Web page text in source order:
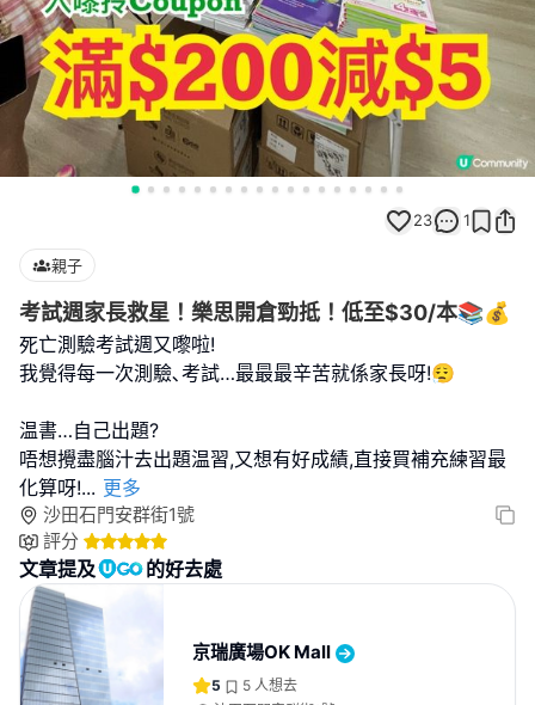
23 1
親子
考試週家長救星！樂思開倉勁抵！低至$30/本📚💰
死亡測驗考試週又嚟啦!
我覺得每一次測驗､考試…最最最辛苦就係家長呀!😮‍💨
温書…自己出題?
唔想攪盡腦汁去出題温習,又想有好成績,直接買補充練習最
化算呀!... 更多
沙田石門安群街1號
評分
文章提及 的好去處
京瑞廣場OK Mall
5 5 人想去